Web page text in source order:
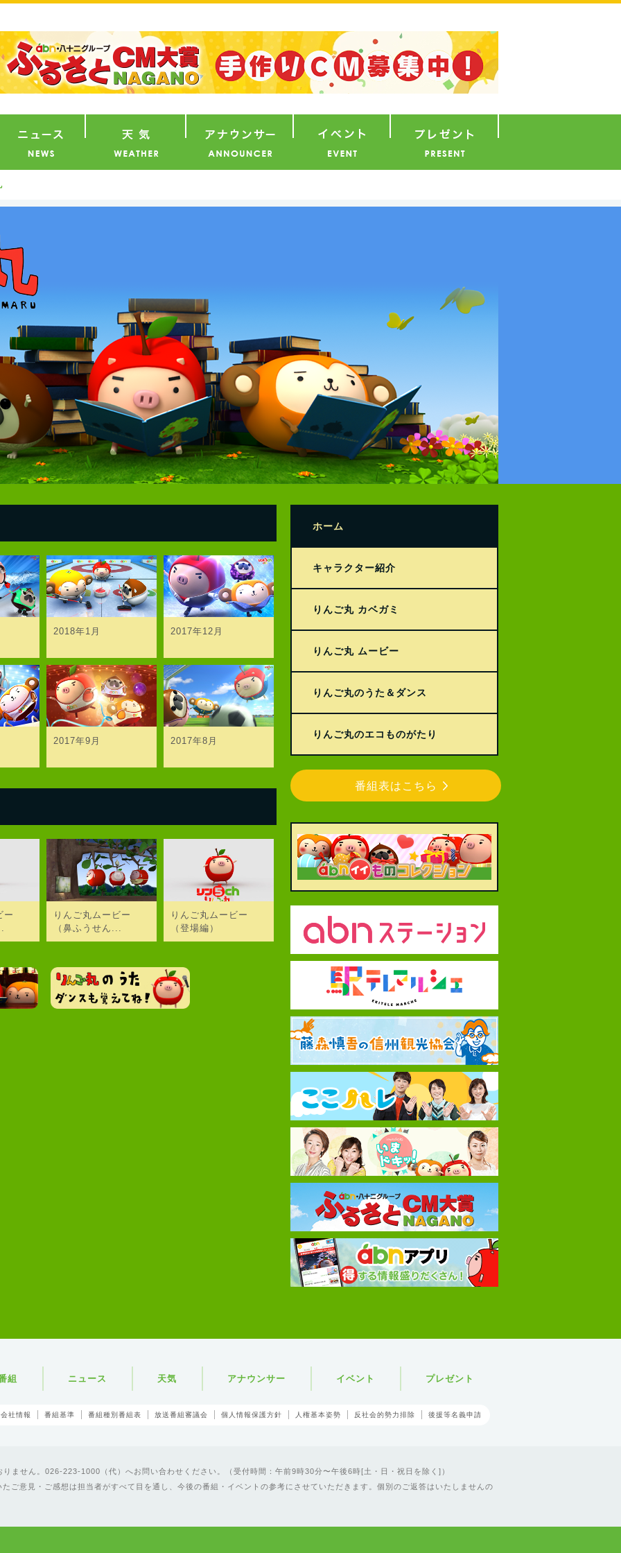
2018年1月 2017年12月
2017年9月 2017年8月
ー
りんご丸ムービー
（鼻ふうせん...
りんご丸ムービー
（登場編）
ホーム
キャラクター紹介
りんご丸 カベガミ
りんご丸 ムービー
りんご丸のうた＆ダンス
りんご丸のエコものがたり
番組表はこちら
組 ニュース 天気 アナウンサー イベント プレゼント
会社情報 番組基準 番組種別番組表 放送番組審議会 個人情報保護方針 人権基本姿勢 反社会的勢力排除 後援等名義申請
ません。026-223-1000（代）へお問い合わせください。（受付時間：午前9時30分〜午後6時[土・日・祝日を除く]）
たご意見・ご感想は担当者がすべて目を通し、今後の番組・イベントの参考にさせていただきます。個別のご返答はいたしませんの